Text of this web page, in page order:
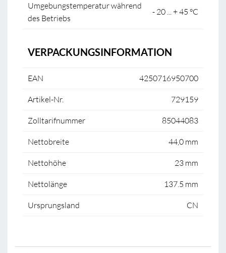
Umgebungstemperatur während
des Betriebs
- 20 ... + 45 °C
VERPACKUNGSINFORMATION
EAN 4250716950700
Artikel-Nr. 729159
Zolltarifnummer 85044083
Nettobreite 44,0 mm
Nettohöhe 23 mm
Nettolänge 137.5 mm
Ursprungsland CN